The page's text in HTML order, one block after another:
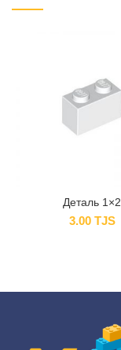
Деталь 1×2
3.00 TJS